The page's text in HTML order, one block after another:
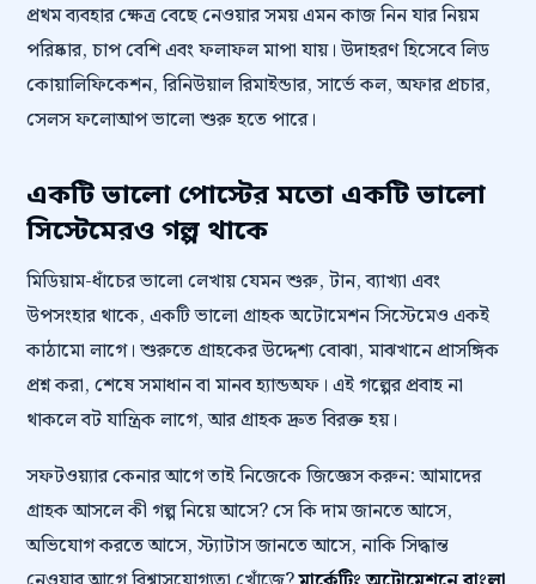
প্রথম ব্যবহার ক্ষেত্র বেছে নেওয়ার সময় এমন কাজ নিন যার নিয়ম
পরিষ্কার, চাপ বেশি এবং ফলাফল মাপা যায়। উদাহরণ হিসেবে লিড
কোয়ালিফিকেশন, রিনিউয়াল রিমাইন্ডার, সার্ভে কল, অফার প্রচার,
সেলস ফলোআপ ভালো শুরু হতে পারে।
একটি ভালো পোস্টের মতো একটি ভালো
সিস্টেমেরও গল্প থাকে
মিডিয়াম-ধাঁচের ভালো লেখায় যেমন শুরু, টান, ব্যাখ্যা এবং
উপসংহার থাকে, একটি ভালো গ্রাহক অটোমেশন সিস্টেমেও একই
কাঠামো লাগে। শুরুতে গ্রাহকের উদ্দেশ্য বোঝা, মাঝখানে প্রাসঙ্গিক
প্রশ্ন করা, শেষে সমাধান বা মানব হ্যান্ডঅফ। এই গল্পের প্রবাহ না
থাকলে বট যান্ত্রিক লাগে, আর গ্রাহক দ্রুত বিরক্ত হয়।
সফটওয়্যার কেনার আগে তাই নিজেকে জিজ্ঞেস করুন: আমাদের
গ্রাহক আসলে কী গল্প নিয়ে আসে? সে কি দাম জানতে আসে,
অভিযোগ করতে আসে, স্ট্যাটাস জানতে আসে, নাকি সিদ্ধান্ত